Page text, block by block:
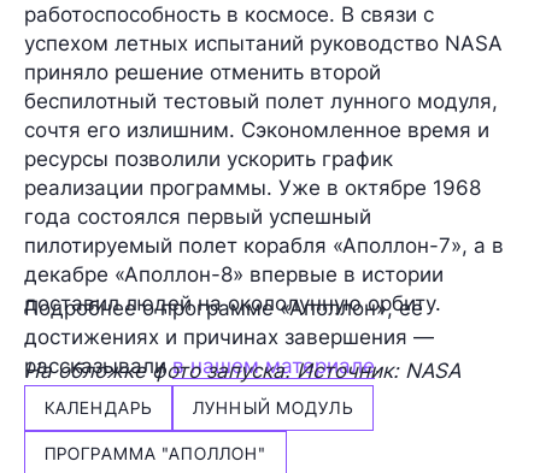
работоспособность в космосе. В связи с
успехом летных испытаний руководство NASA
приняло решение отменить второй
беспилотный тестовый полет лунного модуля,
сочтя его излишним. Сэкономленное время и
ресурсы позволили ускорить график
реализации программы. Уже в октябре 1968
года состоялся первый успешный
пилотируемый полет корабля «Аполлон-7», а в
декабре «Аполлон-8» впервые в истории
доставил людей на окололунную орбиту.
Подробнее о программе «Аполлон», ее
достижениях и причинах завершения —
рассказывалив нашем материале.
На обложке фото запуска. Источник: NASA
КАЛЕНДАРЬ ЛУННЫЙ МОДУЛЬ
ПРОГРАММА "АПОЛЛОН"